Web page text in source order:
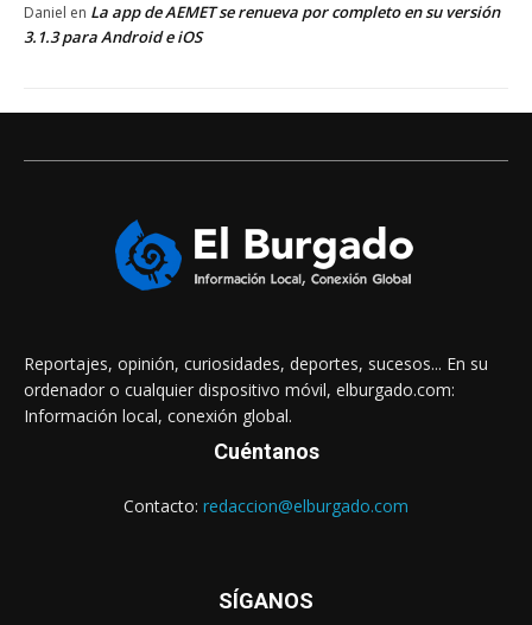
Daniel en La app de AEMET se renueva por completo en su versión
3.1.3 para Android e iOS
Reportajes, opinión, curiosidades, deportes, sucesos... En su
ordenador o cualquier dispositivo móvil, elburgado.com:
Información local, conexión global.
Cuéntanos
Contacto: redaccion@elburgado.com
SÍGANOS